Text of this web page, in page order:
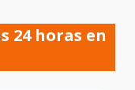
24 horas en